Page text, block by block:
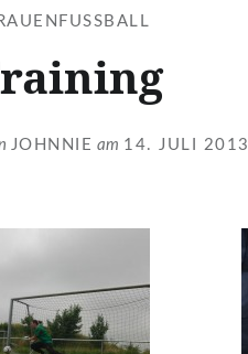
JOHNNIE am 14. JULI 2013